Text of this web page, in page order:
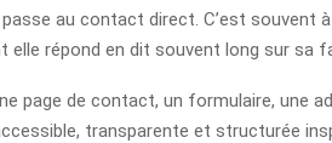
au contact direct. C’est souvent
elle répond en dit souvent long sur sa
page de contact, un formulaire, une
transparente et structurée